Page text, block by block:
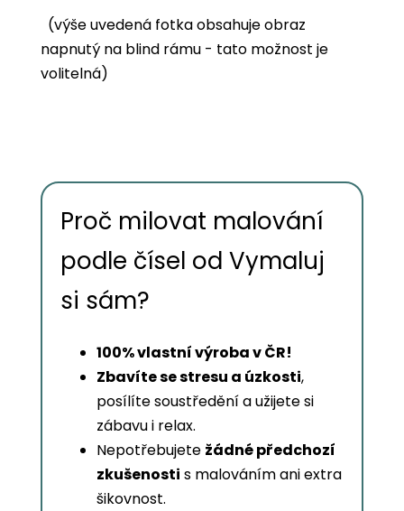
(výše uvedená fotka obsahuje obraz
napnutý na blind rámu - tato možnost je
volitelná)
Proč milovat malování
podle čísel od Vymaluj
si sám?
100% vlastní výroba v ČR!
Zbavíte se stresu a úzkosti,
posílíte soustředění a užijete si
zábavu i relax.
Nepotřebujete žádné předchozí
zkušenosti s malováním ani extra
šikovnost.